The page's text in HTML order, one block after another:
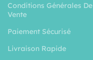
Conditions Générales De
Vente
Paiement Sécurisé
Livraison Rapide